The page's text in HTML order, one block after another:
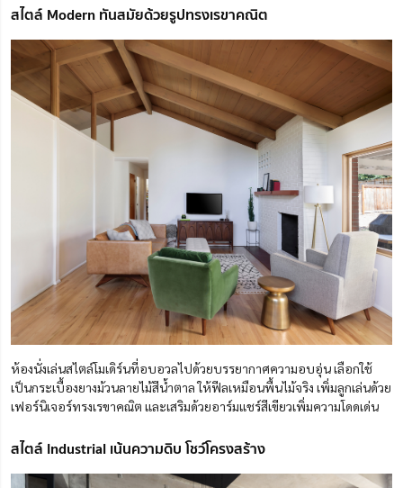
สไตล์ Modern ทันสมัยด้วยรูปทรงเรขาคณิต
ห้องนั่งเล่นสไตล์โมเดิร์นที่อบอวลไปด้วยบรรยากาศความอบอุ่น เลือกใช้
เป็นกระเบื้องยางม้วนลายไม้สีน้ำตาล ให้ฟีลเหมือนพื้นไม้จริง เพิ่มลูกเล่นด้วย
เฟอร์นิเจอร์ทรงเรขาคณิต และเสริมด้วยอาร์มแชร์สีเขียวเพิ่มความโดดเด่น
สไตล์ Industrial เน้นความดิบ โชว์โครงสร้าง